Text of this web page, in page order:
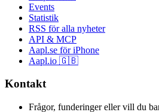
Events
Statistik
RSS för alla nyheter
API & MCP
Aapl.se för iPhone
Aapl.io 🇬🇧
Kontakt
Frågor, funderinger eller vill du